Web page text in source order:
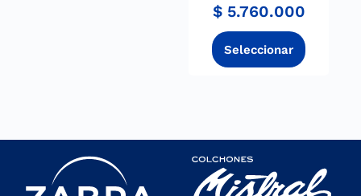
$5.760.000